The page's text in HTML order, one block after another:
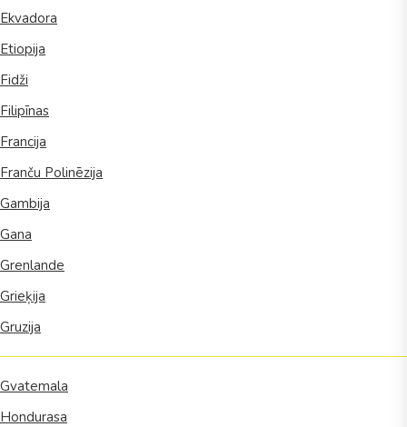
Ekvadora
Etiopija
Fidži
Filipīnas
Francija
Franču Polinēzija
Gambija
Gana
Grenlande
Grieķija
Gruzija
Gvatemala
Hondurasa